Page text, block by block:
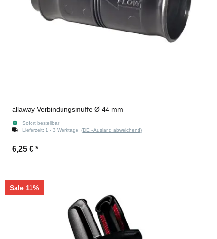
allaway Verbindungsmuffe Ø 44 mm
Sofort bestellbar
Lieferzeit: 1 - 3 Werktage (DE - Ausland abweichend)
6,25 € *
Sale 11%